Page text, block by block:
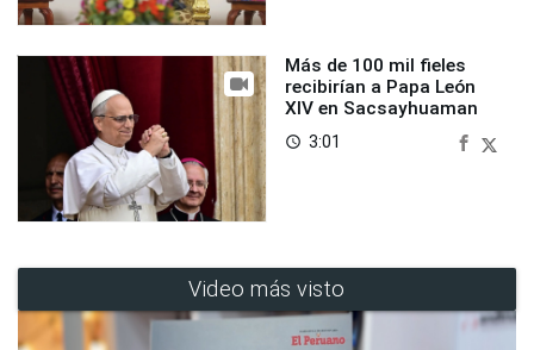
Más de 100 mil fieles
recibirían a Papa León
XIV en Sacsayhuaman
access_time 3:01
Video más visto